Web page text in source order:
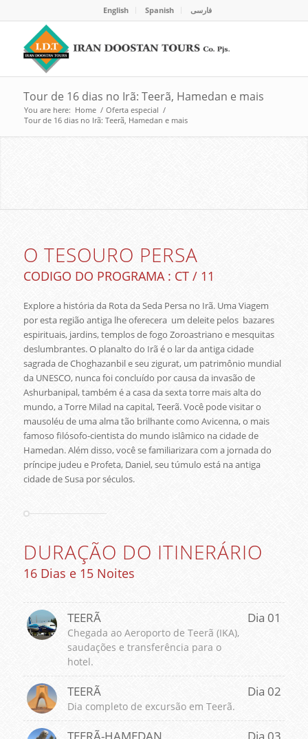
English Spanish فارسی
Tour de 16 dias no Irã: Teerã, Hamedan e mais
You are here: Home / Oferta especial /
Tour de 16 dias no Irã: Teerã, Hamedan e mais
O TESOURO PERSA
CODIGO DO PROGRAMA : CT / 11
Explore a história da Rota da Seda Persa no Irã. Uma Viagem
por esta região antiga lhe oferecera um deleite pelos bazares
espirituais, jardins, templos de fogo Zoroastriano e mesquitas
deslumbrantes. O planalto do Irã é o lar da antiga cidade
sagrada de Choghazanbil e seu zigurat, um patrimônio mundial
da UNESCO, nunca foi concluído por causa da invasão de
Ashurbanipal, também é a casa da sexta torre mais alta do
mundo, a Torre Milad na capital, Teerã. Você pode visitar o
mausoléu de uma alma tão brilhante como Avicenna, o mais
famoso filósofo-cientista do mundo islâmico na cidade de
Hamedan. Além disso, você se familiarizara com a jornada do
príncipe judeu e Profeta, Daniel, seu túmulo está na antiga
cidade de Susa por séculos.
DURAÇÃO DO ITINERÁRIO
16 Dias e 15 Noites
TEERÃ Dia 01
Chegada ao Aeroporto de Teerã (IKA),
saudações e transferência para o
hotel.
TEERÃ Dia 02
Dia completo de excursão em Teerã.